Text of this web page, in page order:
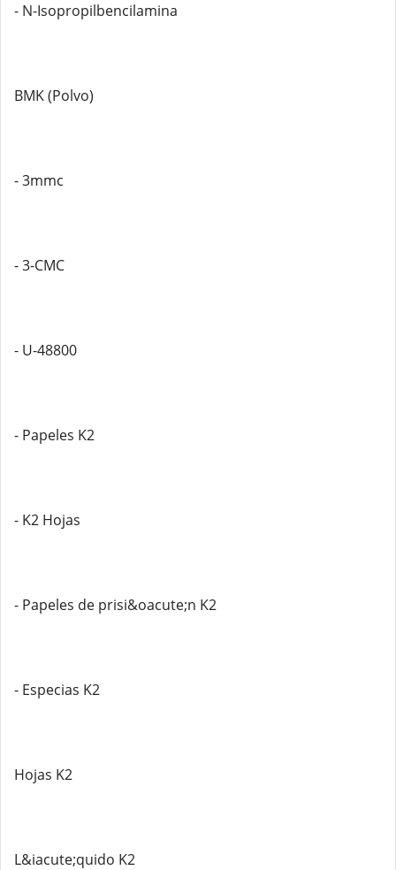
- N-Isopropilbencilamina
BMK (Polvo)
- 3mmc
- 3-CMC
- U-48800
- Papeles K2
- K2 Hojas
- Papeles de prisi&oacute;n K2
- Especias K2
Hojas K2
L&iacute;quido K2